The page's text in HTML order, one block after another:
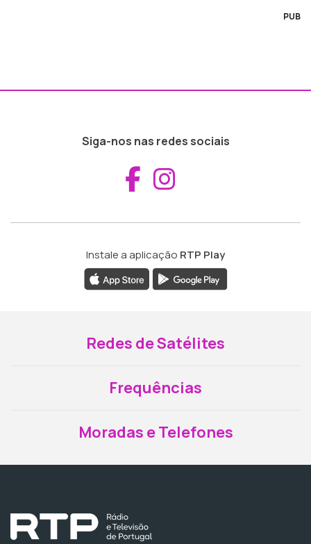
PUB
Siga-nos nas redes sociais
Aceder ao
Instale a aplicação RTP Play
Redes de Satélites
Frequências
Moradas e Telefones